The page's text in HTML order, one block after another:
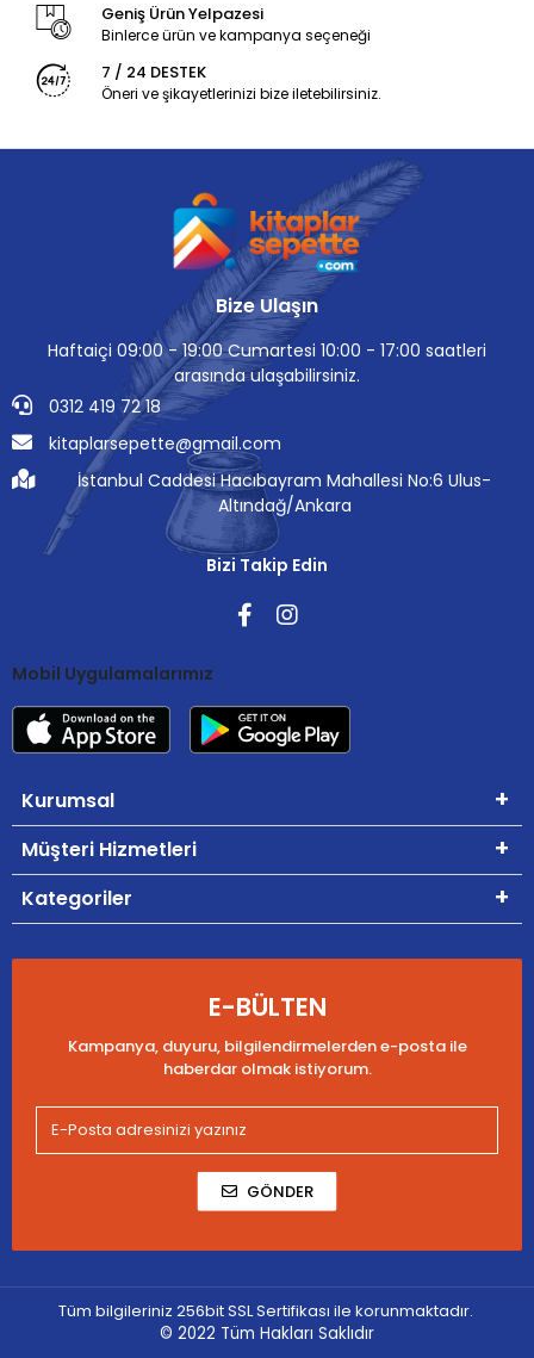
Geniş Ürün Yelpazesi
Binlerce ürün ve kampanya seçeneği
7 / 24 DESTEK
Öneri ve şikayetlerinizi bize iletebilirsiniz.
Bize Ulaşın
Haftaiçi 09:00 - 19:00 Cumartesi 10:00 - 17:00 saatleri
arasında ulaşabilirsiniz.
0312 419 72 18
kitaplarsepette@gmail.com
İstanbul Caddesi Hacıbayram Mahallesi No:6 Ulus-
Altındağ/Ankara
Bizi Takip Edin
Mobil Uygulamalarımız
Kurumsal
Müşteri Hizmetleri
Kategoriler
E-BÜLTEN
Kampanya, duyuru, bilgilendirmelerden e-posta ile
haberdar olmak istiyorum.
GÖNDER
Tüm bilgileriniz 256bit SSL Sertifikası ile korunmaktadır.
© 2022 Tüm Hakları Saklıdır